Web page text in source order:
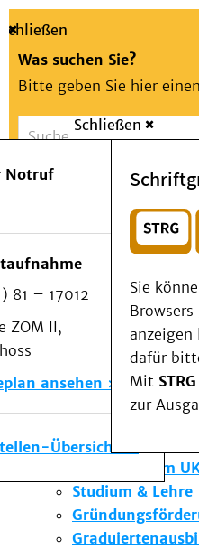
Suche
Schließen
Was suchen Sie?
Bitte geben Sie hier
Suchen
oder
Wählen Sie ein Thema
Notfall
Schließen
Notruf
81 – 17012
ZOM II,
ansehen
Übersicht
Sie
anzeigen
dafür
Mit
zur
Menü
Patienten & Besucher
Kliniken/
Als Patient am
Beratung und
Veranstaltungen
Kommunikation
Notfall
Forschung & Lehre
Die Institute des
Forschung am
Studium & Lehre